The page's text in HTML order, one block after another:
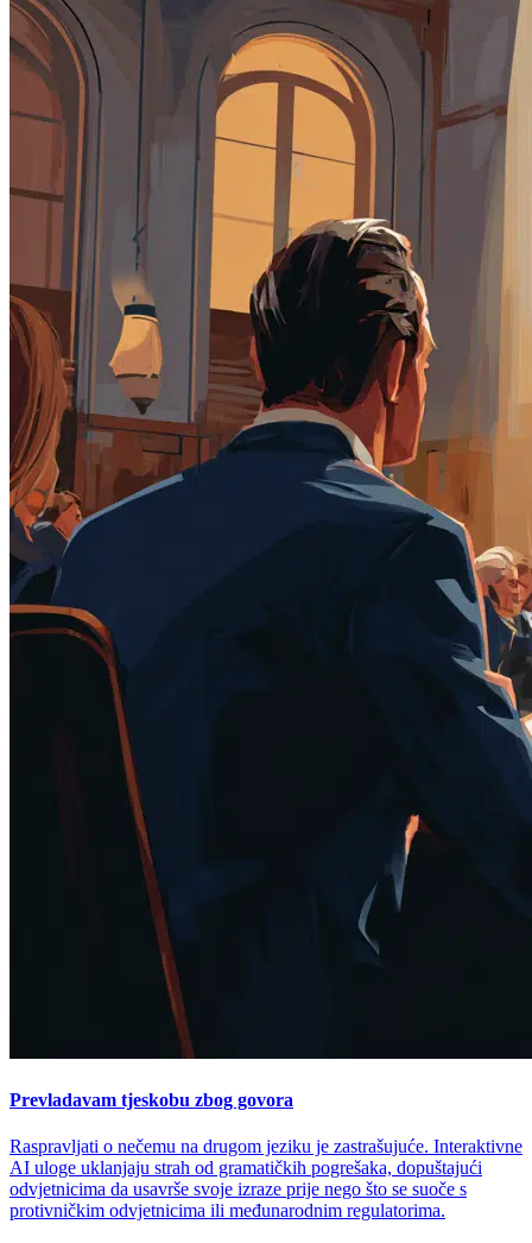
Prevladavam tjeskobu zbog govora
Raspravljati o nečemu na drugom jeziku je zastrašujuće. Interaktivne
AI uloge uklanjaju strah od gramatičkih pogrešaka, dopuštajući
odvjetnicima da usavrše svoje izraze prije nego što se suoče s
protivničkim odvjetnicima ili međunarodnim regulatorima.